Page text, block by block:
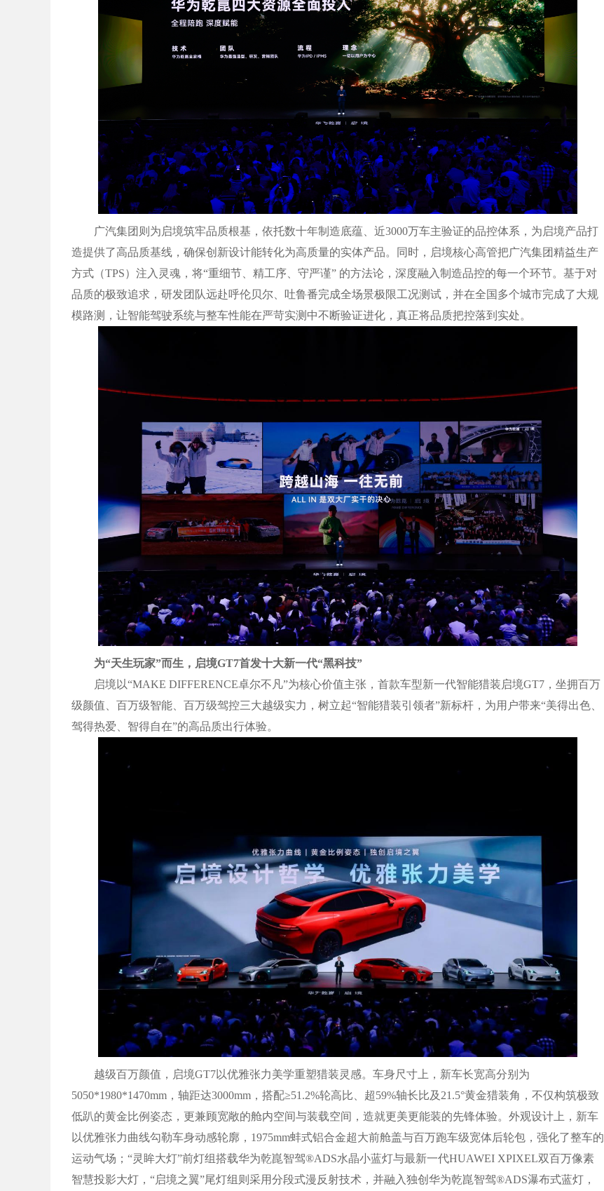
广汽集团则为启境筑牢品质根基，依托数十年制造底蕴、近3000万车主验证的品控体系，为启境产品打
造提供了高品质基线，确保创新设计能转化为高质量的实体产品。同时，启境核心高管把广汽集团精益生产
方式（TPS）注入灵魂，将“重细节、精工序、守严谨” 的方法论，深度融入制造品控的每一个环节。基于对
品质的极致追求，研发团队远赴呼伦贝尔、吐鲁番完成全场景极限工况测试，并在全国多个城市完成了大规
模路测，让智能驾驶系统与整车性能在严苛实测中不断验证进化，真正将品质把控落到实处。
为“天生玩家”而生，启境GT7首发十大新一代“黑科技”
启境以“MAKE DIFFERENCE卓尔不凡”为核心价值主张，首款车型新一代智能猎装启境GT7，坐拥百万
级颜值、百万级智能、百万级驾控三大越级实力，树立起“智能猎装引领者”新标杆，为用户带来“美得出色、
驾得热爱、智得自在”的高品质出行体验。
越级百万颜值，启境GT7以优雅张力美学重塑猎装灵感。车身尺寸上，新车长宽高分别为
5050*1980*1470mm，轴距达3000mm，搭配≥51.2%轮高比、超59%轴长比及21.5°黄金猎装角，不仅构筑极致
低趴的黄金比例姿态，更兼顾宽敞的舱内空间与装载空间，造就更美更能装的先锋体验。外观设计上，新车
以优雅张力曲线勾勒车身动感轮廓，1975mm蚌式铝合金超大前舱盖与百万跑车级宽体后轮包，强化了整车的
运动气场；“灵眸大灯”前灯组搭载华为乾崑智驾®ADS水晶小蓝灯与最新一代HUAWEI XPIXEL双百万像素
智慧投影大灯，“启境之翼”尾灯组则采用分段式漫反射技术，并融入独创华为乾崑智驾®ADS瀑布式蓝灯，